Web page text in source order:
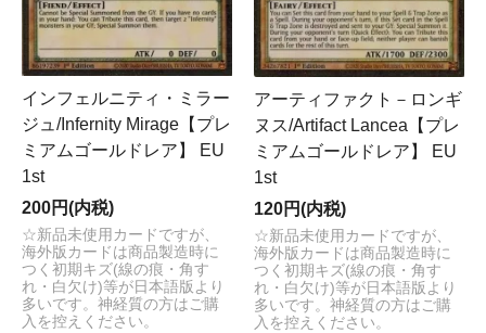
インフェルニティ・ミラー
ジュ/Infernity Mirage【プレ
ミアムゴールドレア】 EU
1st
200円(内税)
☆新品未使用カードですが、
海外版カードは商品製造時に
つく初期キズ(線の痕・角す
れ・白欠け)等が日本語版より
多いです。神経質の方はご購
入を控えください。
アーティファクト－ロンギ
ヌス/Artifact Lancea【プレ
ミアムゴールドレア】 EU
1st
120円(内税)
☆新品未使用カードですが、
海外版カードは商品製造時に
つく初期キズ(線の痕・角す
れ・白欠け)等が日本語版より
多いです。神経質の方はご購
入を控えください。